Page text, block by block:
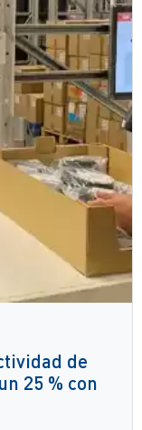
de
25 % con